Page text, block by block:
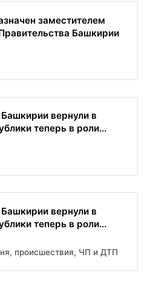
заместителем
Башкирии
вернули в
теперь в роли...
вернули в
теперь в роли...
происшествия, ЧП и ДТП